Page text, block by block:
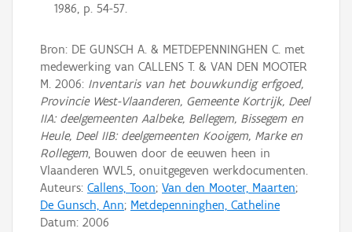
1986, p. 54-57.
Bron: DE GUNSCH A. & METDEPENNINGHEN C. met
medewerking van CALLENS T. & VAN DEN MOOTER
M. 2006: Inventaris van het bouwkundig erfgoed,
Provincie West-Vlaanderen, Gemeente Kortrijk, Deel
IIA: deelgemeenten Aalbeke, Bellegem, Bissegem en
Heule, Deel IIB: deelgemeenten Kooigem, Marke en
Rollegem, Bouwen door de eeuwen heen in
Vlaanderen WVL5, onuitgegeven werkdocumenten.
Auteurs: Callens, Toon; Van den Mooter, Maarten;
De Gunsch, Ann; Metdepenninghen, Catheline
Datum: 2006